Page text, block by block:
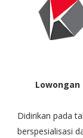
Lowongan
Didirikan pada
berspesialisasi